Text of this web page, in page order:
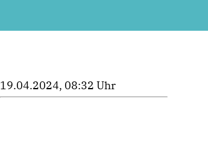
19.04.2024, 08:32 Uhr